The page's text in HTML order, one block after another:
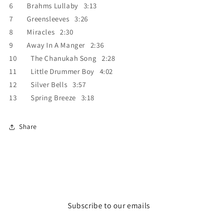
6 Brahms Lullaby 3:13
7 Greensleeves 3:26
8 Miracles 2:30
9 Away In A Manger 2:36
10 The Chanukah Song 2:28
11 Little Drummer Boy 4:02
12 Silver Bells 3:57
13 Spring Breeze 3:18
Share
Subscribe to our emails